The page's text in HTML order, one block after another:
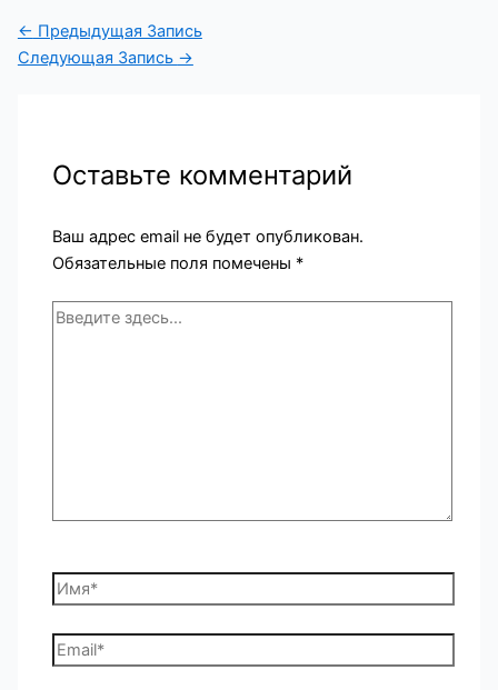
← Предыдущая Запись
Следующая Запись →
Оставьте комментарий
Ваш адрес email не будет опубликован.
Обязательные поля помечены *
Введите
Имя*
Email*